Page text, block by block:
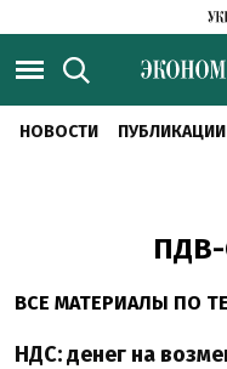
НОВОСТИ ПУБЛИКАЦИИ
ВСЕ МАТЕРИАЛЫ ПО
НДС: денег на